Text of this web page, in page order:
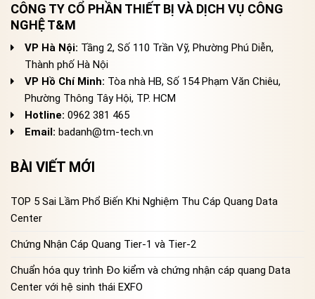
CÔNG TY CỔ PHẦN THIẾT BỊ VÀ DỊCH VỤ CÔNG
NGHỆ T&M
VP Hà Nội: Tầng 2, Số 110 Trần Vỹ, Phường Phú Diễn,
Thành phố Hà Nội
VP Hồ Chí Minh: Tòa nhà HB, Số 154 Phạm Văn Chiêu,
Phường Thông Tây Hội, TP. HCM
Hotline: 0962 381 465
Email: badanh@tm-tech.vn
BÀI VIẾT MỚI
TOP 5 Sai Lầm Phổ Biến Khi Nghiệm Thu Cáp Quang Data
Center
Chứng Nhận Cáp Quang Tier-1 và Tier-2
Chuẩn hóa quy trình Đo kiểm và chứng nhận cáp quang Data
Center với hệ sinh thái EXFO